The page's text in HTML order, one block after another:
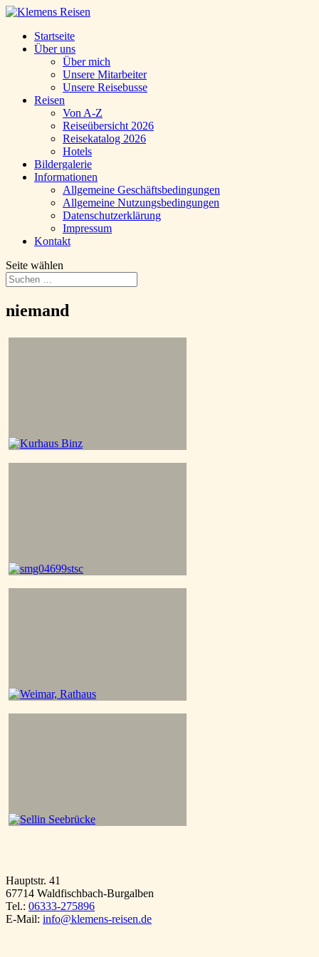
Startseite
Über uns
Über mich
Unsere Mitarbeiter
Unsere Reisebusse
Reisen
Von A-Z
Reiseübersicht 2026
Reisekatalog 2026
Hotels
Bildergalerie
Informationen
Allgemeine Geschäftsbedingungen
Allgemeine Nutzungsbedingungen
Datenschutzerklärung
Impressum
Kontakt
Seite wählen
niemand
Hauptstr. 41
67714 Waldfischbach-Burgalben
Tel.: 06333-275896
E-Mail: info@klemens-reisen.de